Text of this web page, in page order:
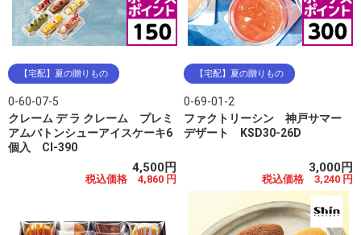
【宅配】夏の贈りもの
0-60-07-5
クレーム デ ラ クレーム プレミ
アムバトンシューアイスケーキ6
個入 CI-390
4,500円
税込価格 4,860 円
【宅配】夏の贈りもの
0-69-01-2
ファクトリーシン 神戸サマー
デザート KSD30-26D
3,000円
税込価格 3,240 円